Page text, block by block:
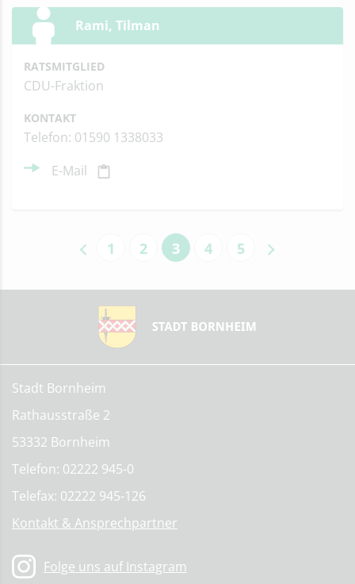
Rami, Tilman
RATSMITGLIED
CDU-Fraktion
KONTAKT
Telefon: 01590 1338033
E-Mail
1 2 3 4 5
Stadt Bornheim
Rathausstraße 2
53332 Bornheim
Telefon: 02222 945-0
Telefax: 02222 945-126
Kontakt & Ansprechpartner
Folge uns auf Instagram